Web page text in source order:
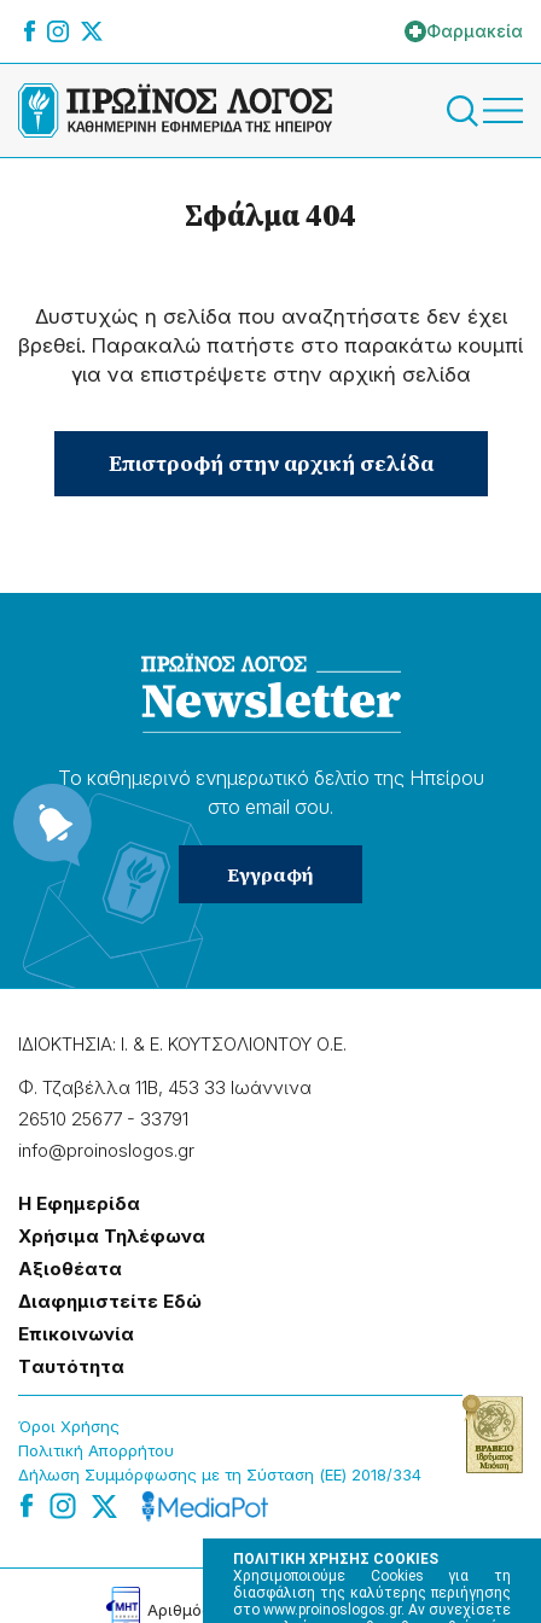
ΠΟΛΙΤΙΚΗ ΧΡΗΣΗΣ COOKIES
Χρησιμοποιούμε Cookies για τη
διασφάλιση της καλύτερης περιήγησης
στο www.proinoslogos.gr. Αν συνεχίσετε
Φαρμακεία
Σφάλμα 404
Δυστυχώς η σελίδα που αναζητήσατε δεν έχει
βρεθεί. Παρακαλώ πατήστε στο παρακάτω κουμπί
για να επιστρέψετε στην αρχική σελίδα
Επιστροφή στην αρχική σελίδα
Το καθημερɩνό ενημερωτɩκό δελτίο της Ηπείρου
στο email σου.
ΙΔΙΟΚΤΗΣΙΑ: Ι. & Ε. ΚΟΥΤΣΟΛΙΟΝΤΟΥ Ο.Ε.
Φ. Τζαβέλλα 11Β, 453 33 Ιωάννɩνα
26510 25677 - 33791
info@proinoslogos.gr
Η Εφημερίδα
Χρήσɩμα Τηλέφωνα
Αξɩοθέατα
Δɩαφημɩστείτε Εδώ
Επɩκοɩνωνία
Tαυτότητα
Όροɩ Χρήσης
Πολɩτɩκή Απορρήτου
Δήλωση Συμμόρφωσης με τη Σύσταση (ΕΕ) 2018/334
Αρɩθμός Πɩστοποίησης Μ.Η.Τ. 220242